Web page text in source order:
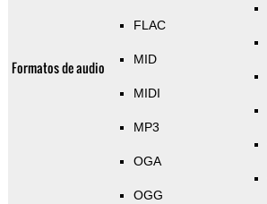
Formatos de audio
FLAC
MID
MIDI
MP3
OGA
OGG